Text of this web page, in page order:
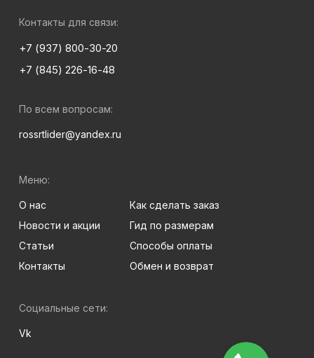
Контакты для связи:
+7 (937) 800-30-20
+7 (845) 226-16-48
По всем вопросам:
rossrtlider@yandex.ru
Меню:
О нас
Новости и акции
Статьи
Контакты
Как сделать заказ
Гид по размерам
Способы оплаты
Обмен и возврат
Социальные сети:
Vk